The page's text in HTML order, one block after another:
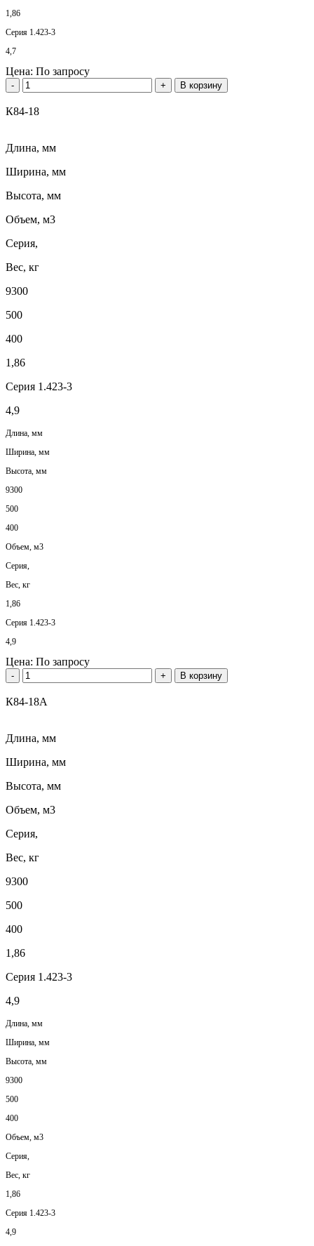
1,86
Серия 1.423-3
4,7
Цена: По запросу
- + В корзину
К84-18
Длина, мм
Ширина, мм
Высота, мм
Объем, м3
Серия,
Вес, кг
9300
500
400
1,86
Серия 1.423-3
4,9
Длина, мм
Ширина, мм
Высота, мм
9300
500
400
Объем, м3
Серия,
Вес, кг
1,86
Серия 1.423-3
4,9
Цена: По запросу
- + В корзину
К84-18А
Длина, мм
Ширина, мм
Высота, мм
Объем, м3
Серия,
Вес, кг
9300
500
400
1,86
Серия 1.423-3
4,9
Длина, мм
Ширина, мм
Высота, мм
9300
500
400
Объем, м3
Серия,
Вес, кг
1,86
Серия 1.423-3
4,9